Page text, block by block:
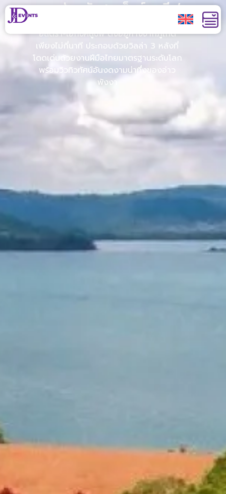
เกาะส่วนตัวสุดเอ็กซ์คลูซีฟ
อัลตรา-เอ็กซ์คลูซีฟ ตั้งอยู่ห่างจากภูเก็ต
เพียงไม่กี่นาที ประกอบด้วยวิลล่า 3 หลังที่
โดดเด่นด้วยงานฝีมือไทยมาตรฐานระดับโลก
พร้อมวิวทิวทัศน์อันงดงามน่าทึ่งของอ่าว
พังงา